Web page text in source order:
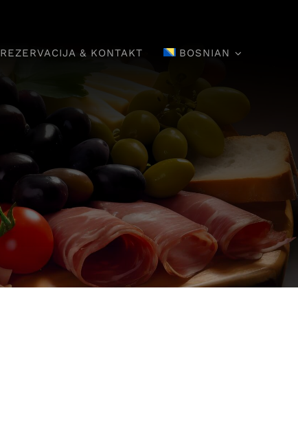
REZERVACIJA & KONTAKT BOSNIAN